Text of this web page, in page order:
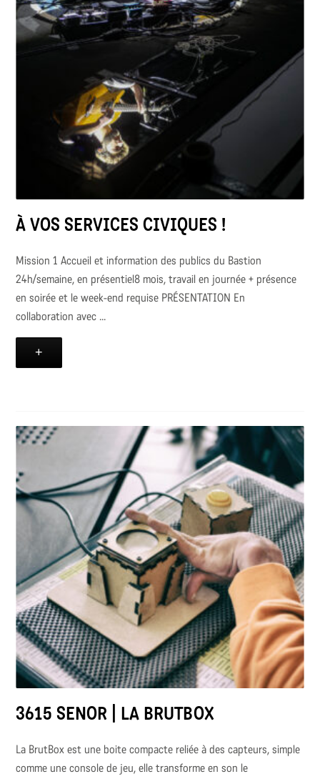
À VOS SERVICES CIVIQUES !
Mission 1 Accueil et information des publics du Bastion
24h/semaine, en présentiel8 mois, travail en journée + présence
en soirée et le week-end requise PRÉSENTATION En
collaboration avec ...
+
3615 SENOR | LA BRUTBOX
La BrutBox est une boite compacte reliée à des capteurs, simple
comme une console de jeu, elle transforme en son le